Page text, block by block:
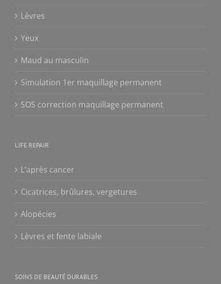
Lèvres
Yeux
Maud au masculin
Simulation 1er maquillage permanent
SOS correction maquillage permanent
LIFE REPAIR
L’après cancer
Cicatrices, brûlures, vergetures
Alopécies
Lèvres et fente labiale
SOINS DE BEAUTÉ DURABLES